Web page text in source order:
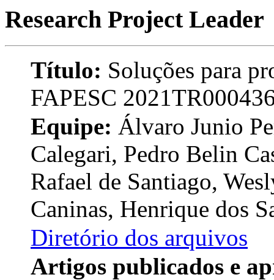
Research Project Leader
Título: Soluções para
FAPESC
Equipe: Álvaro Junio
Calegari, Pedro Belin
Rafael de Santiago,
Caninas, Henrique dos
Diretório dos arquivos
Artigos publicados e